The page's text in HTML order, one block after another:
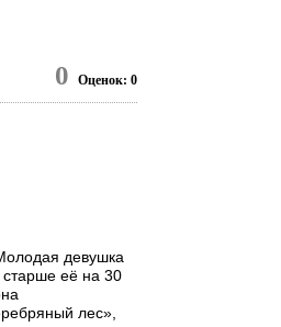
0 Оценок: 0
девушка
старше её на 30
лес»,